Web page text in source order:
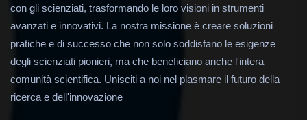
con gli scienziati, trasformando le loro visioni in strumenti
avanzati e innovativi. La nostra missione è creare soluzioni
pratiche e di successo che non solo soddisfano le esigenze
degli scienziati pionieri, ma che beneficiano anche l'intera
comunità scientifica. Unisciti a noi nel plasmare il futuro della
ricerca e dell'innovazione